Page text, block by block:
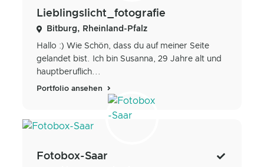
Lieblingslicht_fotografie
Bitburg, Rheinland-Pfalz
Hallo :) Wie Schön, dass du auf meiner Seite
gelandet bist. Ich bin Susanna, 29 Jahre alt und
hauptberuflich...
Portfolio ansehen
Fotobox-Saar